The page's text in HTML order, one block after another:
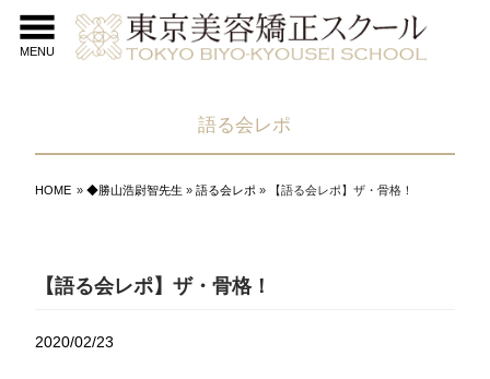
MENU
語る会レポ
HOME »◆勝山浩尉智先生 »語る会レポ » 【語る会レポ】ザ・骨格！
【語る会レポ】ザ・骨格！
2020/02/23